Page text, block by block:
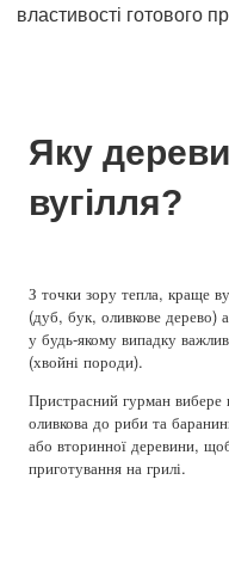
властивості готового
Яку
вугілля?
З точки зору тепла, краще
(дуб, бук, оливкове
у будь-якому випадку
(хвойні породи).
Пристрасний гурман
оливкова до риби та
або вторинної деревини,
приготування на грилі.